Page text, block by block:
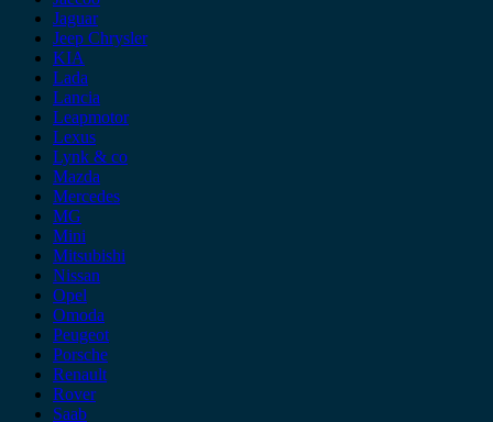
Jaguar
Jeep Chrysler
KIA
Lada
Lancia
Leapmotor
Lexus
Lynk & co
Mazda
Mercedes
MG
Mini
Mitsubishi
Nissan
Opel
Omoda
Peugeot
Porsche
Renault
Rover
Saab